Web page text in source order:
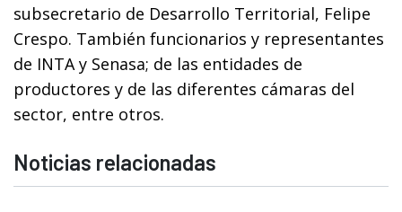
subsecretario de Desarrollo Territorial, Felipe
Crespo. También funcionarios y representantes
de INTA y Senasa; de las entidades de
productores y de las diferentes cámaras del
sector, entre otros.
Noticias relacionadas